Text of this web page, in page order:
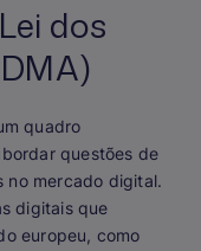
dos
quadro
questões de
no mercado digital.
digitais que
europeu, como